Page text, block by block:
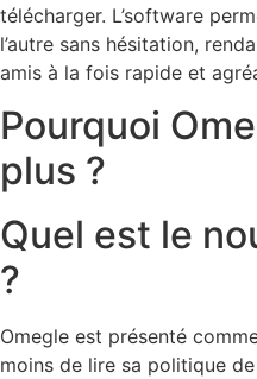
télécharger. L’software
l’autre sans hésitation,
amis à la fois rapide et
Pourquoi
plus ?
Quel est le
?
Omegle est présenté
moins de lire sa politique